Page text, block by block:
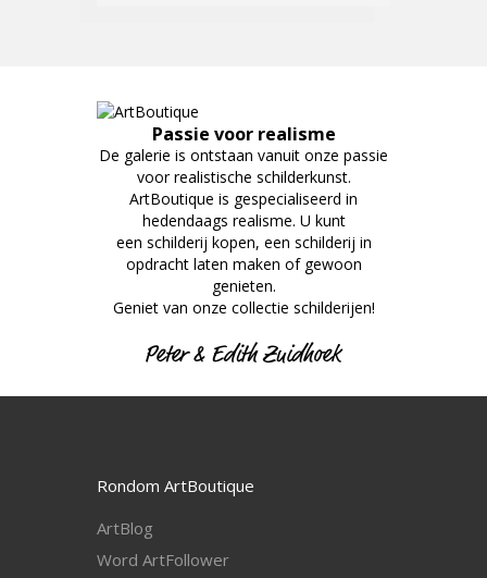
Passie voor realisme
De galerie is ontstaan vanuit onze passie
voor realistische schilderkunst.
ArtBoutique is gespecialiseerd in
hedendaags realisme. U kunt
een schilderij kopen, een schilderij in
opdracht laten maken of gewoon
genieten.
Geniet van onze collectie schilderijen!
Rondom ArtBoutique
ArtBlog
Word ArtFollower